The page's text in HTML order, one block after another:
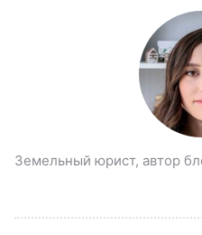
Земельный юрист, автор